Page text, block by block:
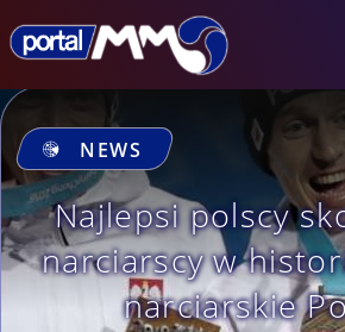
NEWS
Najlepsi polscy
narciarscy w
narciarskie